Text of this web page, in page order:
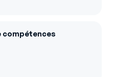
compétences